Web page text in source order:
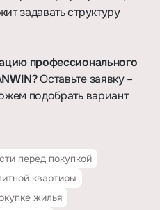
задавать структуру
профессионального
Оставьте заявку–
подобрать вариант
перед покупкой
квартиры
жилья